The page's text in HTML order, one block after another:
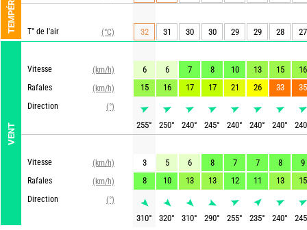
T° de l'air (°C)
VENT
Vitesse
(km/h)
Rafales
(km/h)
Direction
(°)
Vitesse
(km/h)
Rafales
(km/h)
Direction
(°)
32 31 30 30 29 29 28 27
6 6 7 8 10 13 15
16
15
16 17 17 21 26 33 35
255° 250° 240° 245° 240° 240° 240° 240
3 5 6 8 7 7 8
9
8
10 13 13 12 11 13 15
310° 320° 310° 290° 255° 235° 240° 245